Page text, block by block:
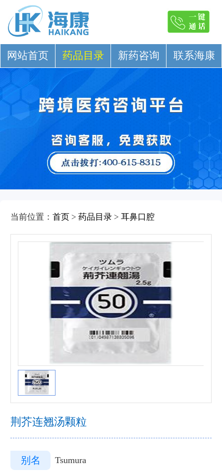
网站首页 药品目录 新药咨询 联系海康
当前位置： 首页 > 药品目录 > 耳鼻口腔
荆芥连翘汤颗粒
别名 Tsumura